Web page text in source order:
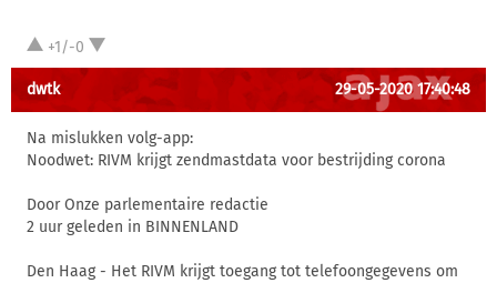
+1/-0
dwtk 29-05-2020 17:40:48
Na mislukken volg-app:
Noodwet: RIVM krijgt zendmastdata voor bestrijding corona
Door Onze parlementaire redactie
2 uur geleden in BINNENLAND
Den Haag - Het RIVM krijgt toegang tot telefoongegevens om